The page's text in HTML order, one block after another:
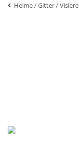
Helme / Gitter / Visiere